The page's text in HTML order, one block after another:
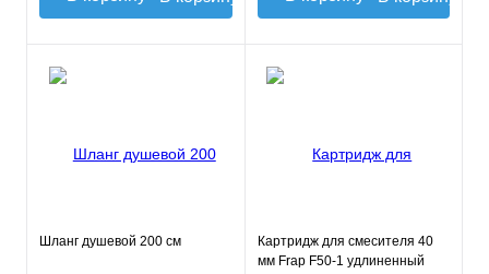
Шланг душевой 200 см
Картридж для смесителя 40
мм Frap F50-1 удлиненный